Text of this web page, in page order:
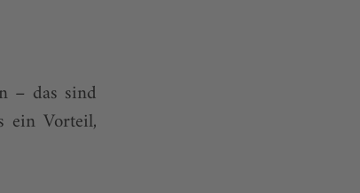
– das sind
ein Vorteil,